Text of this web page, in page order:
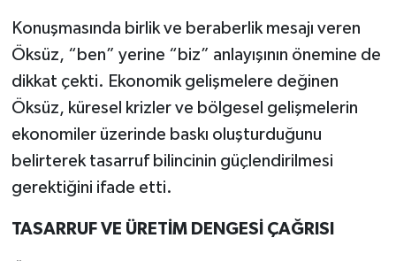
Konuşmasında birlik ve beraberlik mesajı veren
Öksüz, “ben” yerine “biz” anlayışının önemine de
dikkat çekti. Ekonomik gelişmelere değinen
Öksüz, küresel krizler ve bölgesel gelişmelerin
ekonomiler üzerinde baskı oluşturduğunu
belirterek tasarruf bilincinin güçlendirilmesi
gerektiğini ifade etti.
TASARRUF VE ÜRETİM DENGESİ ÇAĞRISI